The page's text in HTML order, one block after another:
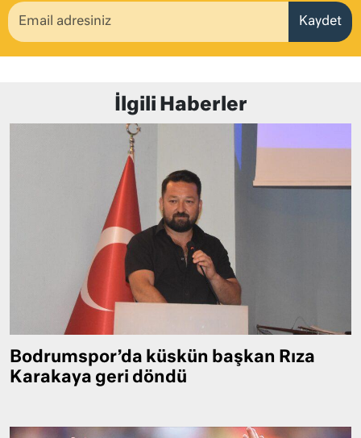
Kaydet
İlgili Haberler
Bodrumspor’da küskün başkan Rıza
Karakaya geri döndü